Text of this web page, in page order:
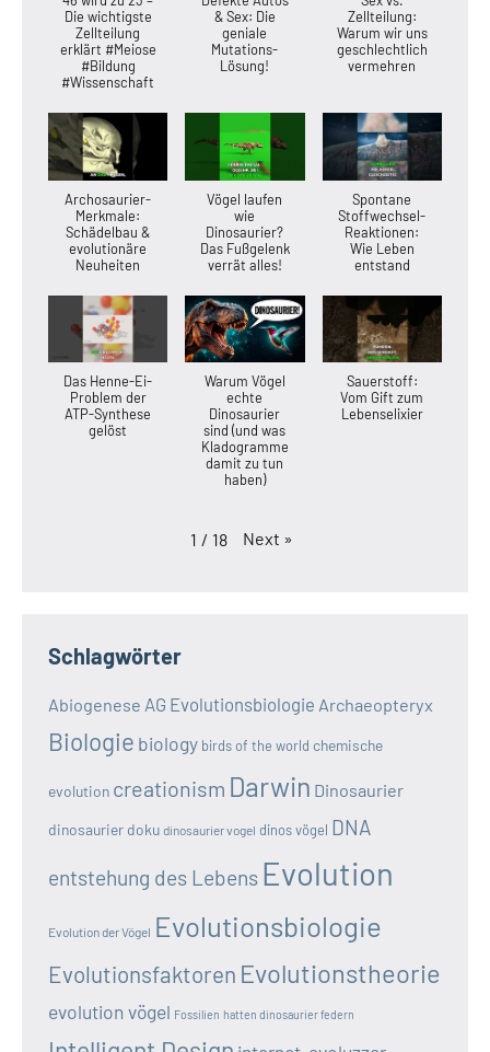
Die wichtigste
Zellteilung
erklärt #Meiose
#Bildung
#Wissenschaft
& Sex: Die
geniale
Mutations-
Lösung!
Zellteilung:
Warum wir uns
geschlechtlich
vermehren
Archosaurier-
Merkmale:
Schädelbau &
evolutionäre
Neuheiten
Vögel laufen
wie
Dinosaurier?
Das Fußgelenk
verrät alles!
Spontane
Stoffwechsel-
Reaktionen:
Wie Leben
entstand
Das Henne-Ei-
Problem der
ATP-Synthese
gelöst
Warum Vögel
echte
Dinosaurier
sind (und was
Kladogramme
damit zu tun
haben)
Sauerstoff:
Vom Gift zum
Lebenselixier
1 / 18 Next »
Schlagwörter
Abiogenese AG Evolutionsbiologie Archaeopteryx
Biologie biology birds of the world chemische
evolution creationism Darwin Dinosaurier
dinosaurier doku dinosaurier vogel dinos vögel DNA
entstehung des Lebens Evolution
Evolution der Vögel Evolutionsbiologie
Evolutionsfaktoren Evolutionstheorie
evolution vögel Fossilien hatten dinosaurier federn